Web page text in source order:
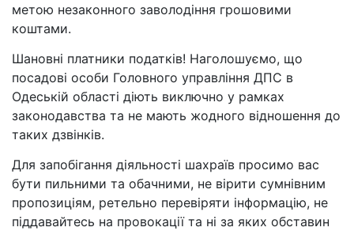
метою незаконного заволодіння грошовими
коштами.
Шановні платники податків! Наголошуємо, що
посадові особи Головного управління ДПС в
Одеській області діють виключно у рамках
законодавства та не мають жодного відношення до
таких дзвінків.
Для запобігання діяльності шахраїв просимо вас
бути пильними та обачними, не вірити сумнівним
пропозиціям, ретельно перевіряти інформацію, не
піддавайтесь на провокації та ні за яких обставин